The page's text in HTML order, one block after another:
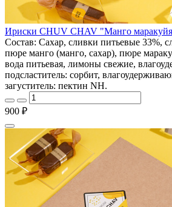
Ириски CHUV CHAV "Манго
Состав: Сахар, сливки питьевые 33%,
пюре манго (манго, сахар), пюре
вода питьевая, лимоны свежие,
подсластитель: сорбит,
загуститель: пектин NH.
900 ₽